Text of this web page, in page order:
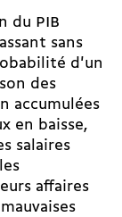
du PIB
sans
d'un
des
accumulées
en baisse,
salaires
affaires